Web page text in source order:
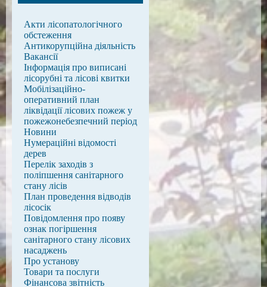
Акти лісопатологічного
обстеження
Антикорупційна діяльність
Вакансії
Інформація про виписані
лісорубні та лісові квитки
Мобілізаційно-
оперативний план
ліквідації лісових пожеж у
пожежонебезпечний період
Новини
Нумераційні відомості
дерев
Перелік заходів з
поліпшення санітарного
стану лісів
План проведення відводів
лісосік
Повідомлення про появу
ознак погіршення
санітарного стану лісових
насаджень
Про установу
Товари та послуги
Фінансова звітність